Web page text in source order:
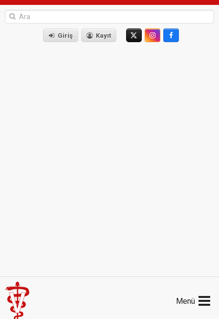
Giriş Kayıt
Menü